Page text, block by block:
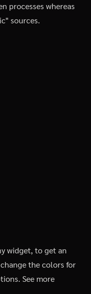
processes whereas
sources.
widget, to get an
the colors for
See more